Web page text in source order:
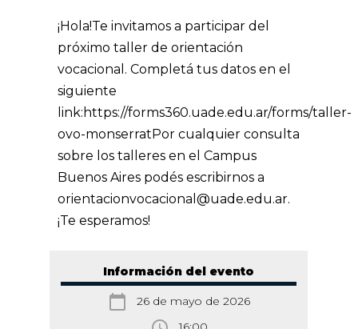
Información del evento
calendar_today 26 de mayo de 2026
¡Hola!Te invitamos a participar del
próximo taller de orientación
vocacional.Completá tus datos en el
siguiente
link: https://forms360.uade.edu.ar/forms/taller-
ovo-monserratPor cualquier consulta
sobre los talleres en el Campus
Buenos Aires podés escribirnos a
orientacionvocacional@uade.edu.ar.
¡Te esperamos!